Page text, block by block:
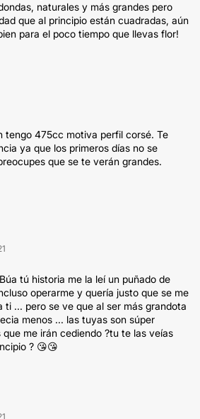
naturales y más grandes pero
que al principio están cuadradas, aún
para el poco tiempo que llevas flor!
tengo 475cc motiva perfil corsé. Te
ya que los primeros días no se
que se te verán grandes.
tú historia me la leí un puñado de
operarme y quería justo que se me
ti ... pero se ve que al ser más grandota
menos ... las tuyas son súper
me irán cediendo ?tu te las veías
? 😘😘